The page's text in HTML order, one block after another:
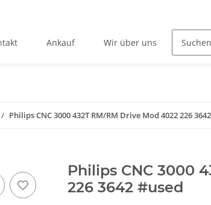
Ankauf Wir über uns
Philips CNC 3000 432T RM/RM Drive Mod 4022 226
Philips CNC 3000
226 3642 #used